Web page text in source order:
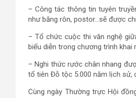
– Công tác thông tin tuyên
như băng rôn, postor…sẽ được
– Tổ chức cuộc thi văn nghệ
biểu diễn trong chương trình khai
– Nghi thức rước chân nhang
tổ tiên Đỗ tộc 5.000 năm lịch sử,
Cùng ngày Thường trực Hội